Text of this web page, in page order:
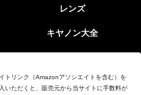
レンズ
キヤノン大全
トリンク（Amazonアソシエイトを含む）を
いただくと、販売元から当サイトに手数料が